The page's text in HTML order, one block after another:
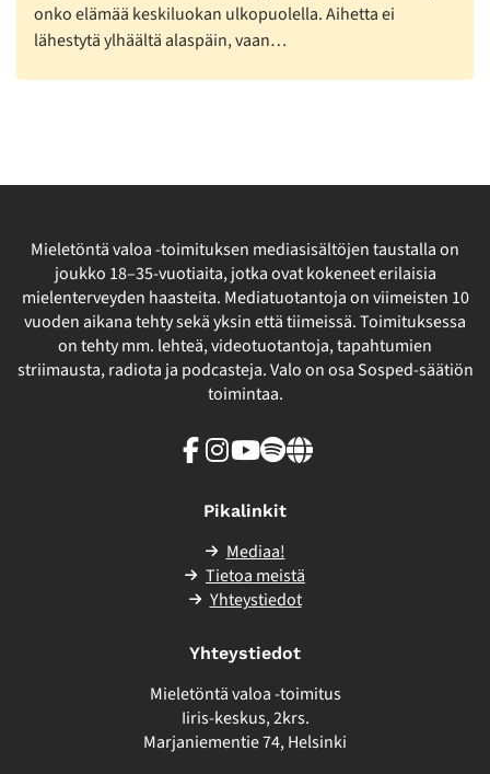
onko elämää keskiluokan ulkopuolella. Aihetta ei
lähestytä ylhäältä alaspäin, vaan…
Mieletöntä valoa -toimituksen mediasisältöjen taustalla on
joukko 18–35-vuotiaita, jotka ovat kokeneet erilaisia
mielenterveyden haasteita. Mediatuotantoja on viimeisten 10
vuoden aikana tehty sekä yksin että tiimeissä. Toimituksessa
on tehty mm. lehteä, videotuotantoja, tapahtumien
striimausta, radiota ja podcasteja. Valo on osa Sosped-säätiön
toimintaa.
Facebook
Instagram
Youtube
SpotifyLinkki
Pikalinkit
Mediaa!
Tietoa meistä
Yhteystiedot
Yhteystiedot
Mieletöntä valoa -toimitus
Iiris-keskus, 2krs.
Marjaniementie 74, Helsinki